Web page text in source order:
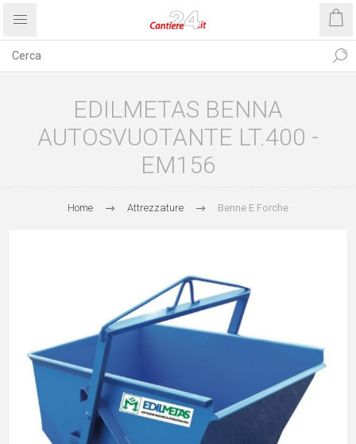
EDILMETAS BENNA
AUTOSVUOTANTE LT.400 -
EM156
Home Attrezzature Benne E Forche